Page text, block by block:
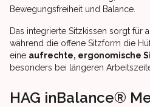
Bewegungsfreiheit und Balance.
Das integrierte Sitzkissen sorgt für
während die offene Sitzform die
eine aufrechte, ergonomische
besonders bei längeren
HAG inBalance®